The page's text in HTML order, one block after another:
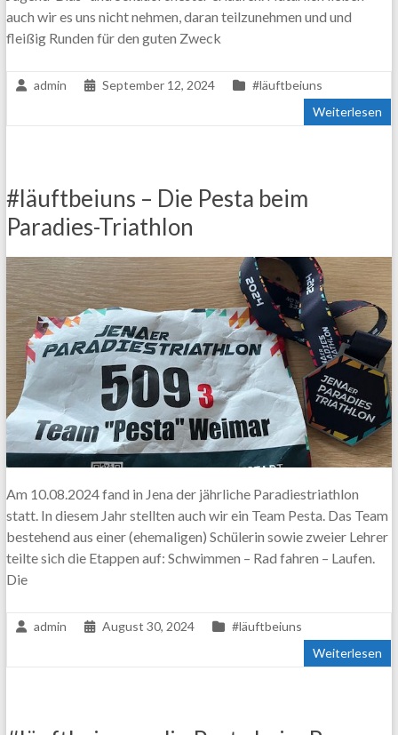
auch wir es uns nicht nehmen, daran teilzunehmen und und
fleißig Runden für den guten Zweck
admin September 12, 2024
#läuftbeiuns
Weiterlesen
#läuftbeiuns – Die Pesta beim
Paradies-Triathlon
Am 10.08.2024 fand in Jena der jährliche Paradiestriathlon
statt. In diesem Jahr stellten auch wir ein Team Pesta. Das Team
bestehend aus einer (ehemaligen) Schülerin sowie zweier Lehrer
teilte sich die Etappen auf: Schwimmen – Rad fahren – Laufen.
Die
admin August 30, 2024
#läuftbeiuns
Weiterlesen